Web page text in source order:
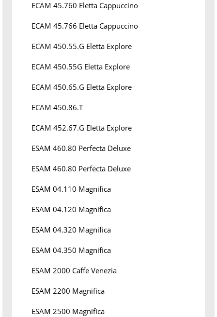
ECAM 45.760 Eletta Cappuccino
ECAM 45.766 Eletta Cappuccino
ECAM 450.55.G Eletta Explore
ECAM 450.55G Eletta Explore
ECAM 450.65.G Eletta Explore
ECAM 450.86.T
ECAM 452.67.G Eletta Explore
ESAM 460.80 Perfecta Deluxe
ESAM 460.80 Perfecta Deluxe
ESAM 04.110 Magnifica
ESAM 04.120 Magnifica
ESAM 04.320 Magnifica
ESAM 04.350 Magnifica
ESAM 2000 Caffe Venezia
ESAM 2200 Magnifica
ESAM 2500 Magnifica